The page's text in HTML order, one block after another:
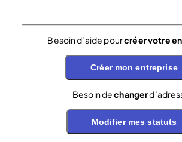
Besoin d’aide pourcréer votre
Créer mon entreprise
Besoin dechanger
Modifier mes statuts